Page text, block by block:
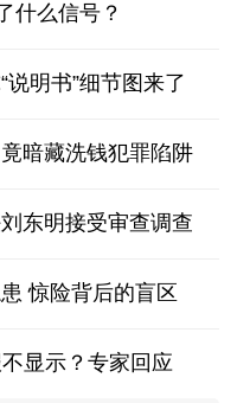
什么信号？
明书”细节图来了
暗藏洗钱犯罪陷阱
东明接受审查调查
惊险背后的盲区
显示？专家回应